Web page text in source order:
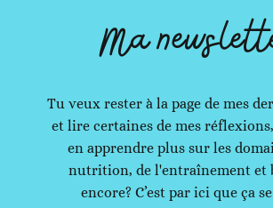
Ma
Tu veux rester à la page de mes
et lire certaines de mes
en apprendre plus sur les
nutrition, de l'entraînement et
encore? C’est par ici que ça